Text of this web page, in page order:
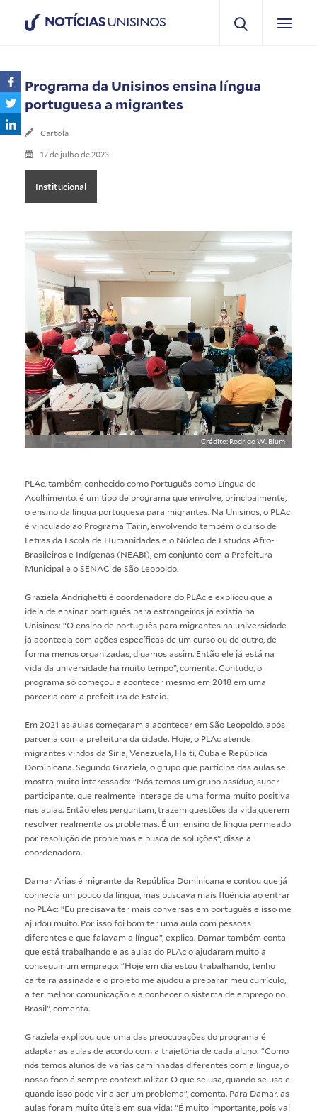
NOTÍCIASUNISINOS
Programa da Unisinos ensina língua
portuguesa a migrantes
Cartola
17 de julho de 2023
Institucional
Crédito: Rodrigo W. Blum
PLAc, também conhecido como Português como Língua de
Acolhimento, é um tipo de programa que envolve, principalmente,
o ensino da língua portuguesa para migrantes. Na Unisinos, o PLAc
é vinculado ao Programa Tarin, envolvendo também o curso de
Letras da Escola de Humanidades e o Núcleo de Estudos Afro-
Brasileiros e Indígenas (NEABI), em conjunto com a Prefeitura
Municipal e o SENAC de São Leopoldo.
Graziela Andrighetti é coordenadora do PLAc e explicou que a
ideia de ensinar português para estrangeiros já existia na
Unisinos: “O ensino de português para migrantes na universidade
já acontecia com ações específicas de um curso ou de outro, de
forma menos organizadas, digamos assim. Então ele já está na
vida da universidade há muito tempo”, comenta. Contudo, o
programa só começou a acontecer mesmo em 2018 em uma
parceria com a prefeitura de Esteio.
Em 2021 as aulas começaram a acontecer em São Leopoldo, após
parceria com a prefeitura da cidade. Hoje, o PLAc atende
migrantes vindos da Síria, Venezuela, Haiti, Cuba e República
Dominicana. Segundo Graziela, o grupo que participa das aulas se
mostra muito interessado: “Nós temos um grupo assíduo, super
participante, que realmente interage de uma forma muito positiva
nas aulas. Então eles perguntam, trazem questões da vida,querem
resolver realmente os problemas. É um ensino de língua permeado
por resolução de problemas e busca de soluções”, disse a
coordenadora.
Damar Arias é migrante da República Dominicana e contou que já
conhecia um pouco da língua, mas buscava mais fluência ao entrar
no PLAc: “Eu precisava ter mais conversas em português e isso me
ajudou muito. Por isso foi bom ter uma aula com pessoas
diferentes e que falavam a língua”, explica. Damar também conta
que está trabalhando e as aulas do PLAc o ajudaram muito a
conseguir um emprego: “Hoje em dia estou trabalhando, tenho
carteira assinada e o projeto me ajudou a preparar meu currículo,
a ter melhor comunicação e a conhecer o sistema de emprego no
Brasil”, comenta.
Graziela explicou que uma das preocupações do programa é
adaptar as aulas de acordo com a trajetória de cada aluno: “Como
nós temos alunos de várias caminhadas diferentes com a língua, o
nosso foco é sempre contextualizar. O que se usa, quando se usa e
quando isso pode vir a ser um problema”, comenta. Para Damar, as
aulas foram muito úteis em sua vida: “É muito importante, pois vai